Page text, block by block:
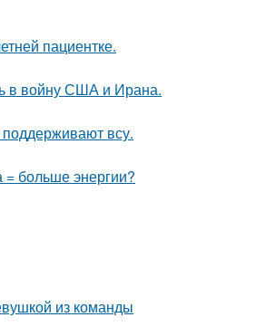
пациентке.
в войну США и Ирана.
всу.
больше энергии?
из команды